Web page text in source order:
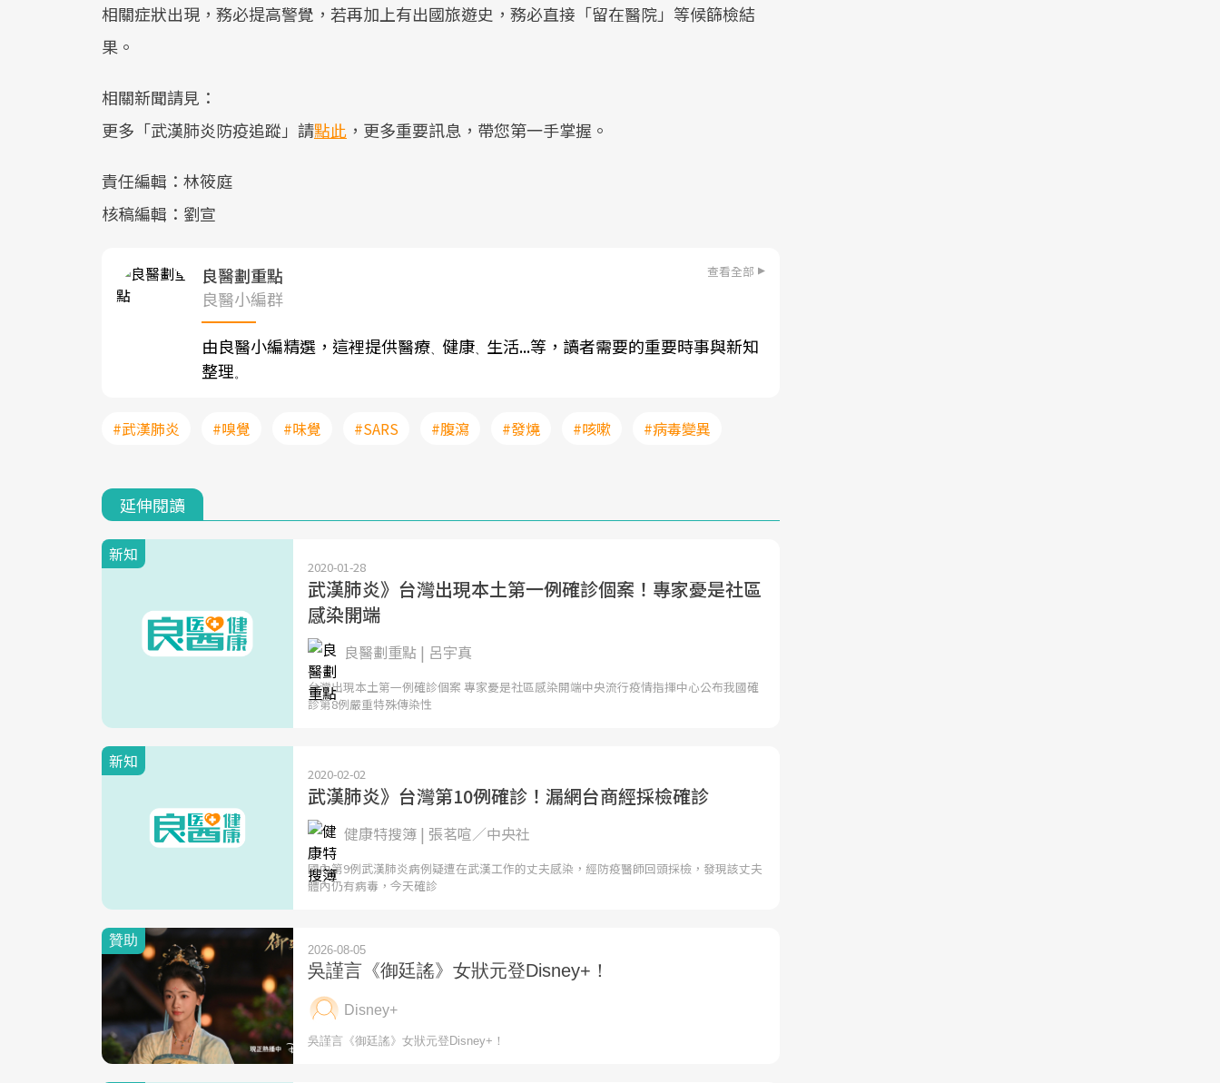
相關症狀出現，務必提高警覺，若再加上有出國旅遊史，務必直接「留在醫院」等候篩檢結
果。
相關新聞請見：
更多「武漢肺炎防疫追蹤」請點此 ，更多重要訊息，帶您第一手掌握。
責任編輯：林筱庭
核稿編輯：劉宣
良醫劃重點 查看全部
良醫小編群
由良醫小編精選，這裡提供醫療 健康 生活...等，讀者需要的重要時事與新知
整理 。
#武漢肺炎 #嗅覺 #味覺 #SARS #腹瀉 #發燒 #咳嗽 #病毒變異
延伸閱讀
新知
2020-01-28
武漢肺炎》台灣出現本土第一例確診個案！專家憂是社區
感染開端
良醫劃重點 | 呂宇真
台灣出現本土第一例確診個案 專家憂是社區感染開端中央流行疫情指揮中心公布我國確
診第8例嚴重特殊傳染性
新知
2020-02-02
武漢肺炎》台灣第10例確診！漏網台商經採檢確診
健康特搜簿 | 張茗喧／中央社
國內第9例武漢肺炎病例疑遭在武漢工作的丈夫感染，經防疫醫師回頭採檢，發現該丈夫
體內仍有病毒，今天確診